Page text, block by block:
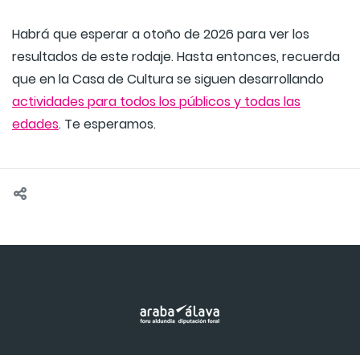
Habrá que esperar a otoño de 2026 para ver los
resultados de este rodaje. Hasta entonces, recuerda
que en la Casa de Cultura se siguen desarrollando
actividades para todos los públicos y todas las
edades. Te esperamos.